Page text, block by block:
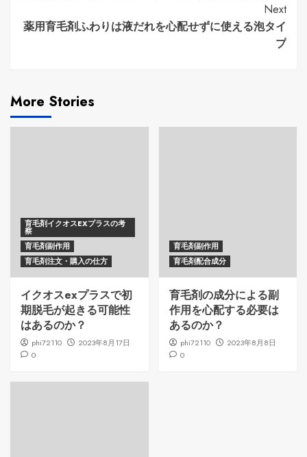
Next
薬用育毛剤ふわりは液だれを心配せずに使える泡タイ
プ
More Stories
育毛剤イクオスEXプラスの考
察
育毛剤副作用
育毛剤注文・購入の仕方
イクオスexプラスで初
期脱毛が起きる可能性
はあるのか？
phi72110
2023年8月17日
0
育毛剤副作用
育毛剤配合成分
育毛剤の成分による副
作用を心配する必要は
あるのか？
phi72110
2023年8月8日
0